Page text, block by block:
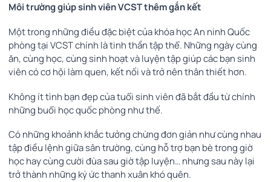
Môi trường giúp sinh viên VCST thêm gắn kết
Một trong những điều đặc biệt của khóa học An ninh Quốc
phòng tại VCST chính là tinh thần tập thể. Những ngày cùng
ăn, cùng học, cùng sinh hoạt và luyện tập giúp các bạn sinh
viên có cơ hội làm quen, kết nối và trở nên thân thiết hơn.
Không ít tình bạn đẹp của tuổi sinh viên đã bắt đầu từ chính
những buổi học quốc phòng như thế.
Có những khoảnh khắc tưởng chừng đơn giản như cùng nhau
tập điều lệnh giữa sân trường, cùng hỗ trợ bạn bè trong giờ
học hay cùng cười đùa sau giờ tập luyện… nhưng sau này lại
trở thành những ký ức thanh xuân khó quên.